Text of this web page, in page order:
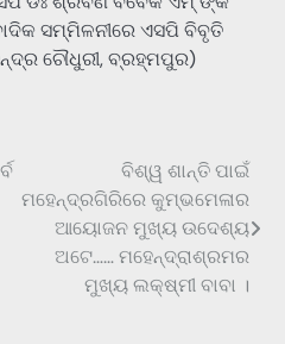
ସମ୍ମିଳନୀରେ ଏସପି ବିବୃତି
ଚୌଧୁରୀ, ବ୍ରହ୍ମପୁର)
ବିଶ୍ୱ ଶାନ୍ତି ପାଇଁ
ମହେନ୍ଦ୍ରଗିରିରେ କୁମ୍ଭମେଳାର
ଆୟୋଜନ ମୁଖ୍ୟ ଉଦେଶ୍ୟ
ଅଟେ…… ମହେନ୍ଦ୍ରାଶ୍ରମର
ମୁଖ୍ୟ ଲକ୍ଷ୍ମୀ ବାବା ।